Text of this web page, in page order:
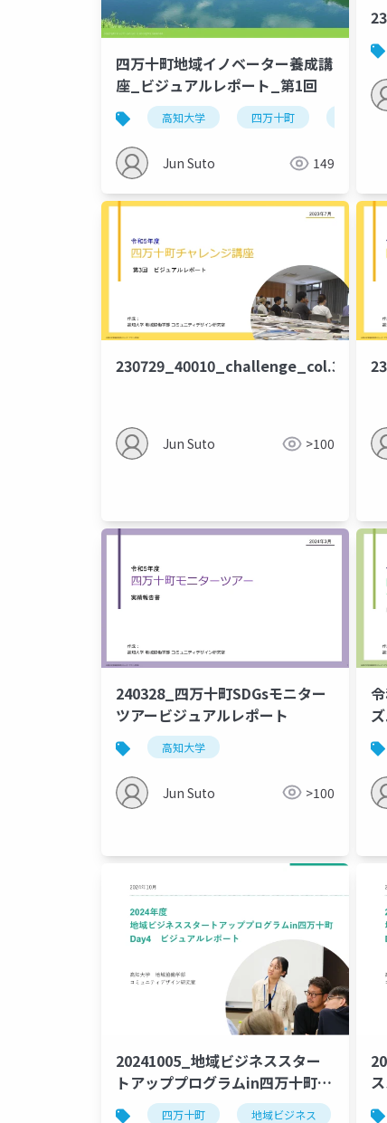
四万十町地域イノベーター養成講
座_ビジュアルレポート_第1回
高知大学 四万十町
Jun Suto 149
230729_40010_challenge_col.3
Jun Suto >100
240328_四万十町SDGsモニター
ツアービジュアルレポート
高知大学
Jun Suto >100
20241005_地域ビジネススター
トアッププログラムin四万十町
_Day4四万十町 地域ビジネス 高